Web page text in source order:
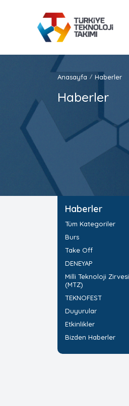
Anasayfa / Haberler
Haberler
Haberler
Tüm Kategoriler
Burs
Take Off
DENEYAP
Milli Teknoloji Zirvesi
(MTZ)
TEKNOFEST
Duyurular
Etkinlikler
Bizden Haberler